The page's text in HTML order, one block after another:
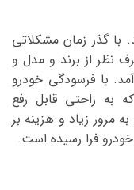
گذر زمان مشکلاتی
نظر از برند و مدل و
با فرسودگی خودرو
به راحتی قابل رفع
مرور زیاد و هزینه بر
فرا رسیده است.